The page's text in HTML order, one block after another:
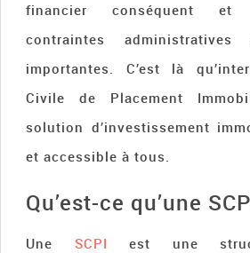
financier conséquent et
contraintes
importantes. C’est là
Civile de Placement
solution d’investissement
et accessible à tous.
Qu’est-ce qu’une
Une SCPI est une